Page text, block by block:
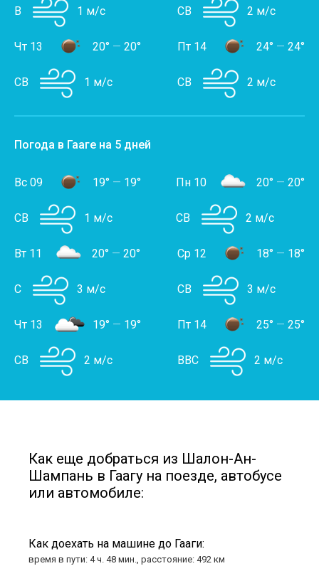
В 1 м/с СВ 2 м/с
Чт 13 20° — 20°
СВ 1 м/с
Пт 14 24° — 24°
СВ 2 м/с
Погода в Гааге на 5 дней
Вс 09 19° — 19°
СВ 1 м/с
Пн 10 20° — 20°
СВ 2 м/с
Вт 11 20° — 20°
С 3 м/с
Ср 12 18° — 18°
СВ 3 м/с
Чт 13 19° — 19°
СВ 2 м/с
Пт 14 25° — 25°
ВВС 2 м/с
Как еще добраться из Шалон-Ан-
Шампань в Гаагу на поезде, автобусе
или автомобиле:
Как доехать на машине до Гааги:
время в пути: 4 ч. 48 мин., расстояние: 492 км